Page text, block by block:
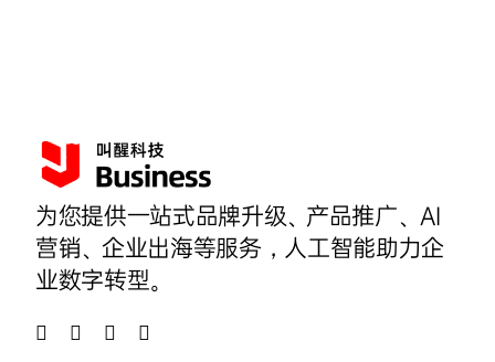
为您提供一站式品牌升级、产品推广、AI
营销、企业出海等服务，人工智能助力企
业数字转型。